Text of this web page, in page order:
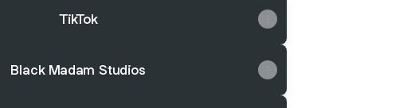
TikTok
Black Madam Studios